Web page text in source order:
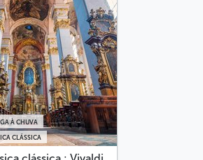
CLÁSSICA
À CHUVA